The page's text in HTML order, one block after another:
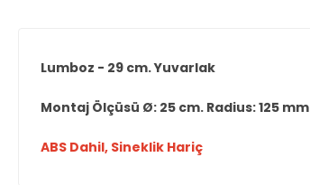
Lumboz - 29 cm. Yuvarlak
Montaj Ölçüsü Ø: 25 cm. Radius: 125 mm
ABS Dahil, Sineklik Hariç